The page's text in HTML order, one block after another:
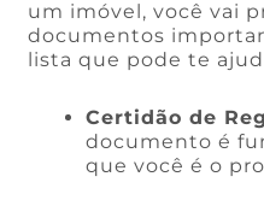
um imóvel, você vai
documentos
lista que pode te
Certidão de
documento é
que você é o